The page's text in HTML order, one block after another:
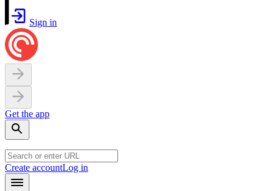
Sign in
Get the app
Create accountLog in